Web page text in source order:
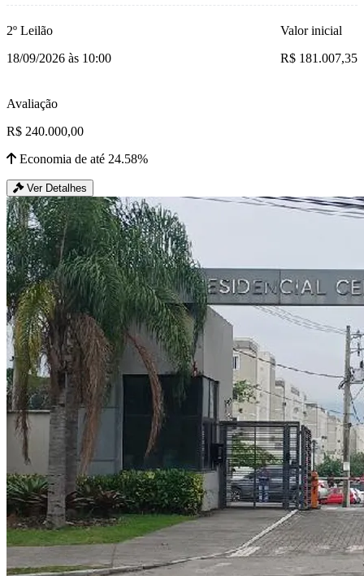
2º Leilão
18/09/2026 às 10:00
Valor inicial
R$ 181.007,35
Avaliação
R$ 240.000,00
Economia de até 24.58%
Ver Detalhes